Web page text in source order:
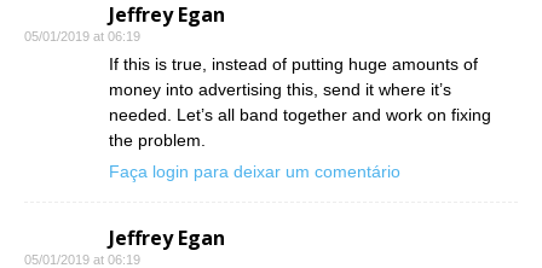
Jeffrey Egan
05/01/2019 at 06:19
If this is true, instead of putting huge amounts of
money into advertising this, send it where it’s
needed. Let’s all band together and work on fixing
the problem.
Faça login para deixar um comentário
Jeffrey Egan
05/01/2019 at 06:19